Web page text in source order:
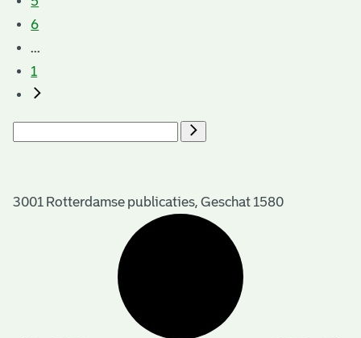
6
...
1
3001 Rotterdamse publicaties, Geschat 1580